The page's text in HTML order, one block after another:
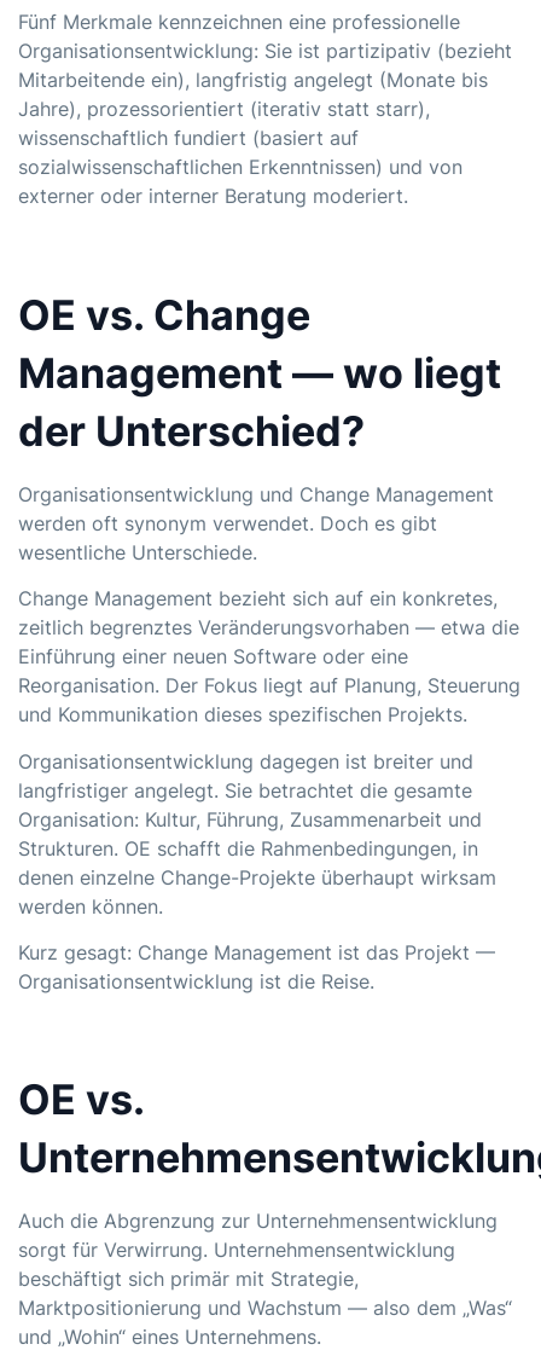
Fünf Merkmale kennzeichnen eine professionelle
Organisationsentwicklung: Sie ist partizipativ (bezieht
Mitarbeitende ein), langfristig angelegt (Monate bis
Jahre), prozessorientiert (iterativ statt starr),
wissenschaftlich fundiert (basiert auf
sozialwissenschaftlichen Erkenntnissen) und von
externer oder interner Beratung moderiert.
OE vs. Change
Management — wo liegt
der Unterschied?
Organisationsentwicklung und Change Management
werden oft synonym verwendet. Doch es gibt
wesentliche Unterschiede.
Change Management bezieht sich auf ein konkretes,
zeitlich begrenztes Veränderungsvorhaben — etwa die
Einführung einer neuen Software oder eine
Reorganisation. Der Fokus liegt auf Planung, Steuerung
und Kommunikation dieses spezifischen Projekts.
Organisationsentwicklung dagegen ist breiter und
langfristiger angelegt. Sie betrachtet die gesamte
Organisation: Kultur, Führung, Zusammenarbeit und
Strukturen. OE schafft die Rahmenbedingungen, in
denen einzelne Change-Projekte überhaupt wirksam
werden können.
Kurz gesagt: Change Management ist das Projekt —
Organisationsentwicklung ist die Reise.
OE vs.
Auch die Abgrenzung zur Unternehmensentwicklung
sorgt für Verwirrung. Unternehmensentwicklung
beschäftigt sich primär mit Strategie,
Marktpositionierung und Wachstum — also dem „Was“
und „Wohin“ eines Unternehmens.